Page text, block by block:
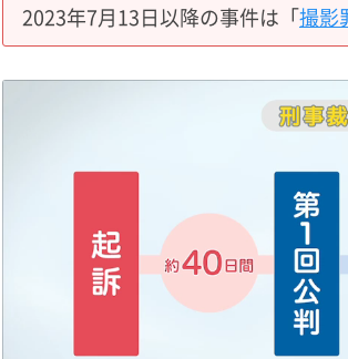
アトム
弁
弁
ア
2023年7月13日以降の事件は「 撮影